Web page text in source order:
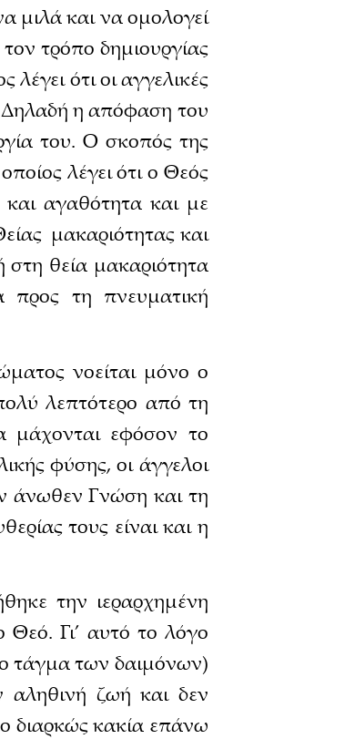
μιλά και να ομολογεί
τρόπο δημιουργίας
ότι οι αγγελικές
Δηλαδή η απόφαση του
του. Ο σκοπός της
λέγει ότι ο Θεός
αγαθότητα και με
μακαριότητας και
θεία μακαριότητα
προς τη πνευματική
νοείται μόνο ο
λεπτότερο από τη
εφόσον το
φύσης, οι άγγελοι
άνωθεν Γνώση και τη
τους είναι και η
την ιεραρχημένη
Γι’ αυτό το λόγο
τάγμα των δαιμόνων)
ζωή και δεν
διαρκώς κακία επάνω